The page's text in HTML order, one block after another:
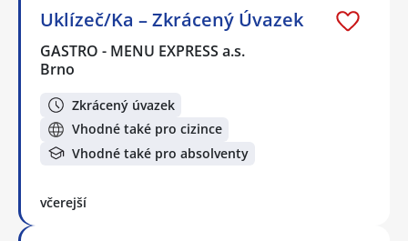
Uklízeč/Ka – Zkrácený Úvazek
GASTRO - MENU EXPRESS a.s.
Brno
Zkrácený úvazek
Vhodné také pro cizince
Vhodné také pro absolventy
včerejší